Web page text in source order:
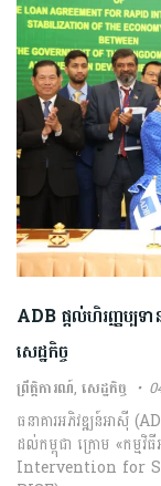
ADB​ ​ផ្តល់​ហិរញ្ញប្បទា
សេដ្ឋកិច្ច​
ព្រឹត្តិការណ៍,សេដ្ឋកិច្ច
ធនាគារ​អភិវឌ្ឍន៍​អាស៊ី
ដល់​កម្ពុជា​ ​ក្រោម​ «​កម្មវិធី​
Intervention​ ​for​